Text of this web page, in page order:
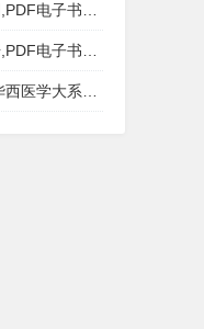
网盘资源
网盘资源
电子书网盘下载